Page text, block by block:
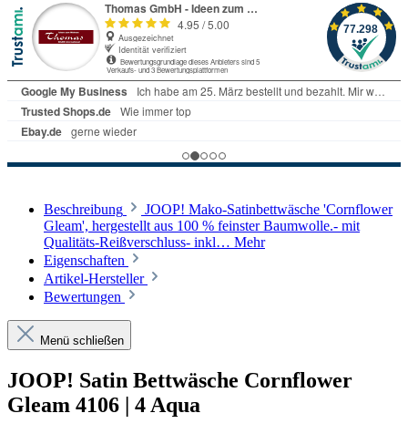
Beschreibung
JOOP! Mako-Satinbettwäsche 'Cornflower
Gleam', hergestellt aus 100 % feinster Baumwolle.- mit
Qualitäts-Reißverschluss- inkl… Mehr
Eigenschaften
Artikel-Hersteller
Bewertungen
Menü schließen
JOOP! Satin Bettwäsche Cornflower
Gleam 4106 | 4 Aqua